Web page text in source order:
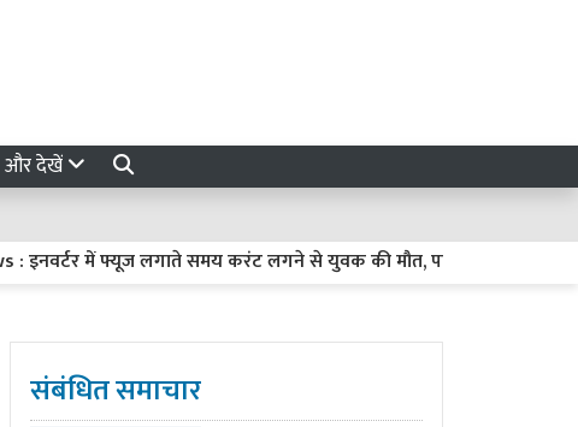
और देखें
में फ्यूज लगाते समय करंट लगने से युवक की मौत, परिवार में कोहराम
संबंधित समाचार